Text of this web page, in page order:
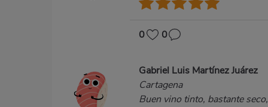
0 0
Gabriel Luis Martínez Juárez
Cartagena
Buen vino tinto, bastante